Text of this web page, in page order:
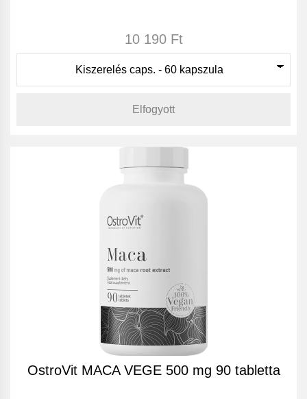
10 190 Ft
Elfogyott
OstroVit MACA VEGE 500 mg 90 tabletta